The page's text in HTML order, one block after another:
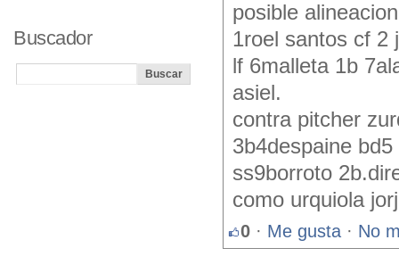
posible
1roel santos cf 2
lf 6malleta 1b
asiel.
contra pitcher
3b4despaine
ss9borroto
como urquiola
0 · Me gusta · No
Buscador